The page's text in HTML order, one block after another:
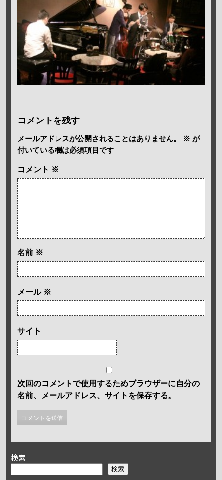
コメントを残す
メールアドレスが公開されることはありません。 ※ が
付いている欄は必須項目です
コメント ※
名前 ※
メール ※
サイト
次回のコメントで使用するためブラウザーに自分の
名前、メールアドレス、サイトを保存する。
検索
検索